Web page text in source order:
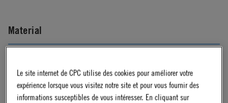
Material
Material Finish
Le site internet de CPC utilise des cookies pour améliorer votre
expérience lorsque vous visitez notre site et pour vous fournir des
informations susceptibles de vous intéresser. En cliquant sur